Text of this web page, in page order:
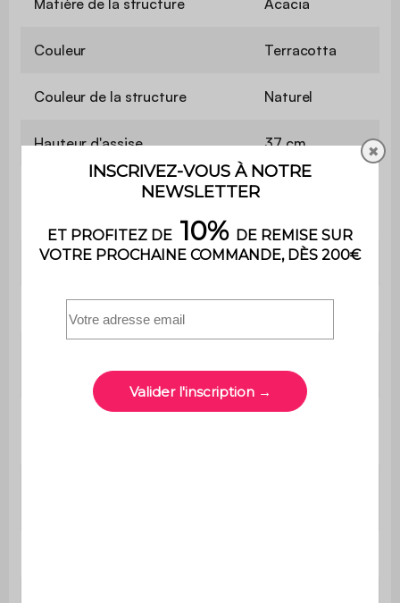
Couleur Terracotta
Couleur de la structure Naturel
Hauteur d'assise 37 cm
Profondeur d'assise
Accoudoirs Non
✖